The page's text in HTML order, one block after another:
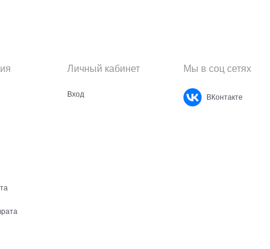
Личный кабинет
Вход
Мы в соц сетях
ВКонтакте